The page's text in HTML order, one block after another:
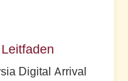
Digital Arrival